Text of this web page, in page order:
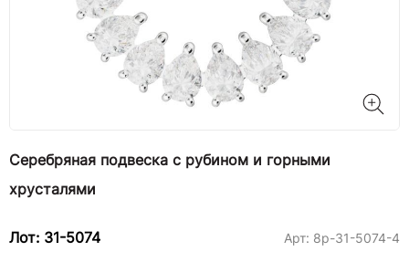
Серебряная подвеска с рубином и горными
хрусталями
Лот: 31-5074 Арт: 8р-31-5074-4